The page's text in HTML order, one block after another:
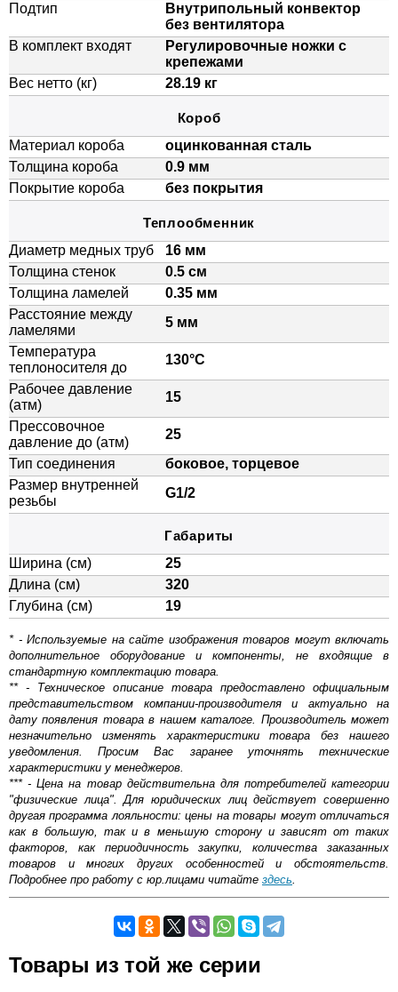
Подтип
Внутрипольный конвектор
без вентилятора
В комплект входят
Регулировочные ножки с
крепежами
Вес нетто (кг)
28.19 кг
Короб
Материал короба
оцинкованная сталь
Толщина короба
0.9 мм
Покрытие короба
без покрытия
Теплообменник
Диаметр медных труб
16 мм
Толщина стенок
0.5 см
Толщина ламелей
0.35 мм
Расстояние между
ламелями
5 мм
Температура
теплоносителя до
130°C
Рабочее давление
(атм)
15
Прессовочное
давление до (атм)
25
Тип соединения
боковое, торцевое
Размер внутренней
резьбы
G1/2
Габариты
Ширина (см)
25
Длина (см)
320
Глубина (см)
19
* - Используемые на сайте изображения товаров могут включать
дополнительное оборудование и компоненты, не входящие в
стандартную комплектацию товара.
** - Техническое описание товара предоставлено официальным
представительством компании-производителя и актуально на
дату появления товара в нашем каталоге. Производитель может
незначительно изменять характеристики товара без нашего
уведомления. Просим Вас заранее уточнять технические
характеристики у менеджеров.
*** - Цена на товар действительна для потребителей категории
"физические лица". Для юридических лиц действует совершенно
другая программа лояльности: цены на товары могут отличаться
как в большую, так и в меньшую сторону и зависят от таких
факторов, как периодичность закупки, количества заказанных
товаров и многих других особенностей и обстоятельств.
Подробнее про работу с юр.лицами читайте здесь.
Оставьте отзыв
Товары из той же серии